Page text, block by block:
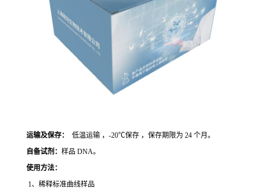
运输及保存：
低温运输 ，-20℃保存 ，保存期限为 24 个月。
自备试剂： 样品 DNA。
使用方法：
1、稀释标准曲线样品